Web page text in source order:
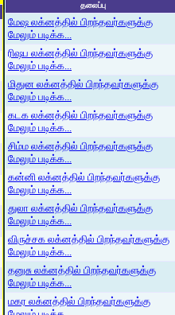
தலைப்பு
மேஷ லக்னத்தில் பிறந்தவர்களுக்கு
மேலும் படிக்க...
ரிஷப லக்னத்தில் பிறந்தவர்களுக்கு
மேலும் படிக்க...
மிதுன லக்னத்தில் பிறந்தவர்களுக்கு
மேலும் படிக்க...
கடக லக்னத்தில் பிறந்தவர்களுக்கு
மேலும் படிக்க...
சிம்ம லக்னத்தில் பிறந்தவர்களுக்கு
மேலும் படிக்க...
கன்னி லக்னத்தில் பிறந்தவர்களுக்கு
மேலும் படிக்க...
துலா லக்னத்தில் பிறந்தவர்களுக்கு
மேலும் படிக்க...
விருச்சக லக்னத்தில் பிறந்தவர்களுக்கு
மேலும் படிக்க...
தனுசு லக்னத்தில் பிறந்தவர்களுக்கு
மேலும் படிக்க...
மகர லக்னத்தில் பிறந்தவர்களுக்கு